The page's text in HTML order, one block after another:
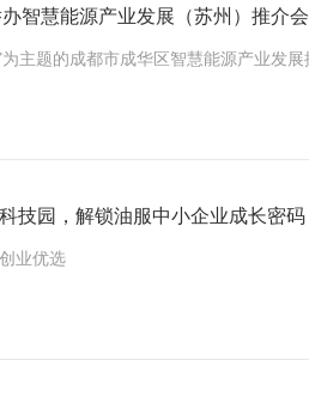
智慧能源产业发展（苏州）推介会
技园，解锁油服中小企业成长密码
业优选